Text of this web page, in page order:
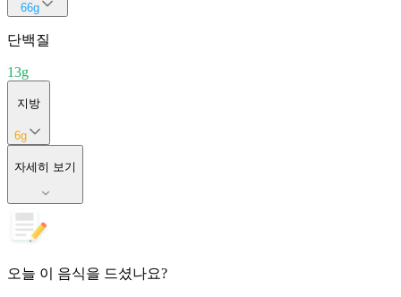
66g
단백질
13g
지방
6g
자세히 보기
오늘 이 음식을 드셨나요?